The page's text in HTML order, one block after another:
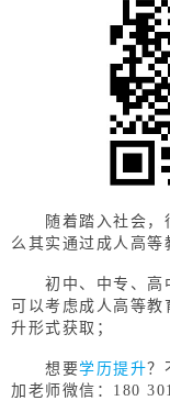
随着踏入社会，很
么其实通过成人高等
初中、中专、高中
可以考虑成人高等教
升形式获取；
想要学历提升？
加老师微信：180